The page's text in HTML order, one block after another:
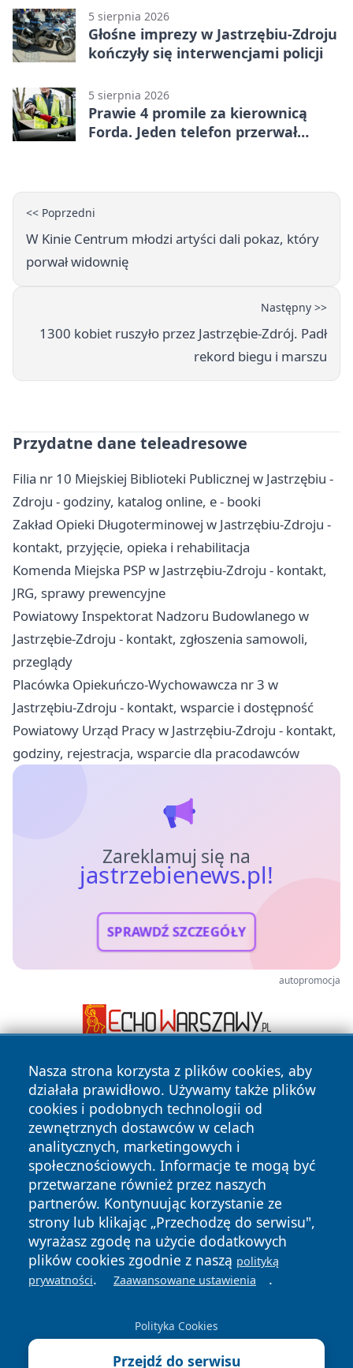
5 sierpnia 2026
Głośne imprezy w Jastrzębiu-Zdroju
kończyły się interwencjami policji
5 sierpnia 2026
Prawie 4 promile za kierownicą
Forda. Jeden telefon przerwał
<< Poprzedni
W Kinie Centrum młodzi artyści dali pokaz, który
porwał widownię
Następny >>
1300 kobiet ruszyło przez Jastrzębie-Zdrój. Padł
rekord biegu i marszu
Przydatne dane teleadresowe
Filia nr 10 Miejskiej Biblioteki Publicznej w Jastrzębiu -
Zdroju - godziny, katalog online, e - booki
Zakład Opieki Długoterminowej w Jastrzębiu-Zdroju -
kontakt, przyjęcie, opieka i rehabilitacja
Komenda Miejska PSP w Jastrzębiu-Zdroju - kontakt,
JRG, sprawy prewencyjne
Powiatowy Inspektorat Nadzoru Budowlanego w
Jastrzębie-Zdroju - kontakt, zgłoszenia samowoli,
przeglądy
Placówka Opiekuńczo-Wychowawcza nr 3 w
Jastrzębiu-Zdroju - kontakt, wsparcie i dostępność
Powiatowy Urząd Pracy w Jastrzębiu-Zdroju - kontakt,
godziny, rejestracja, wsparcie dla pracodawców
Zareklamuj się na
jastrzebienews.pl!
SPRAWDŹ SZCZEGÓŁY
autopromocja
Nasza strona korzysta z plików cookies, aby
działała prawidłowo. Używamy także plików
cookies i podobnych technologii od
zewnętrznych dostawców w celach
analitycznych, marketingowych i
społecznościowych. Informacje te mogą być
przetwarzane również przez naszych
partnerów. Kontynuując korzystanie ze
strony lub klikając „Przechodzę do serwisu",
wyrażasz zgodę na użycie dodatkowych
plików cookies zgodnie z naszą polityką
prywatności. Zaawansowane ustawienia .
Polityka Cookies
Przejdź do serwisu
Copyright © 2026 jastrzebienews.pl Wszystkie prawa
zastrzeżone.
News Autorzy
Polityka
Prywatności
Polityka
Cookies